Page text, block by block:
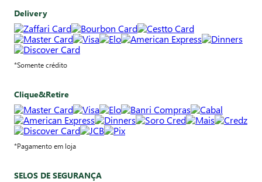
Delivery
*Somente crédito
Clique&Retire
*Pagamento em loja
SELOS DE SEGURANÇA